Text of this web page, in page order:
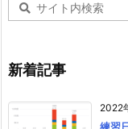
新着記事
2022